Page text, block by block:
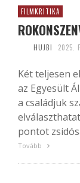
FILMKRITIKA
HUJBI 2025.
Két teljesen
az Egyesült
a családjuk
pontot
Tovább